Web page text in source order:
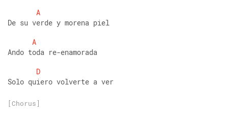
A
De su verde y morena piel
A
Ando toda re-enamorada
D
Solo quiero volverte a ver
[Chorus]